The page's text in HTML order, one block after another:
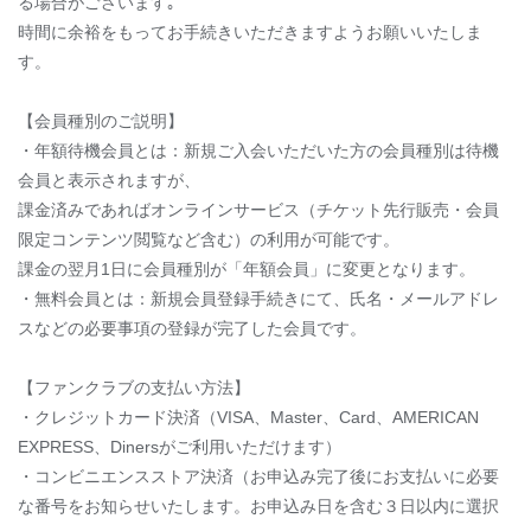
時間に余裕をもってお手続きいただきますようお願いいたしま
す。
【会員種別のご説明】
・年額待機会員とは：新規ご入会いただいた方の会員種別は待機
会員と表示されますが、
課金済みであればオンラインサービス（チケット先行販売・会員
限定コンテンツ閲覧など含む）の利用が可能です。
課金の翌月1日に会員種別が「年額会員」に変更となります。
・無料会員とは：新規会員登録手続きにて、氏名・メールアドレ
スなどの必要事項の登録が完了した会員です。
【ファンクラブの支払い方法】
・クレジットカード決済（VISA、Master、Card、AMERICAN
EXPRESS、Dinersがご利用いただけます）
・コンビニエンスストア決済（お申込み完了後にお支払いに必要
な番号をお知らせいたします。お申込み日を含む３日以内に選択